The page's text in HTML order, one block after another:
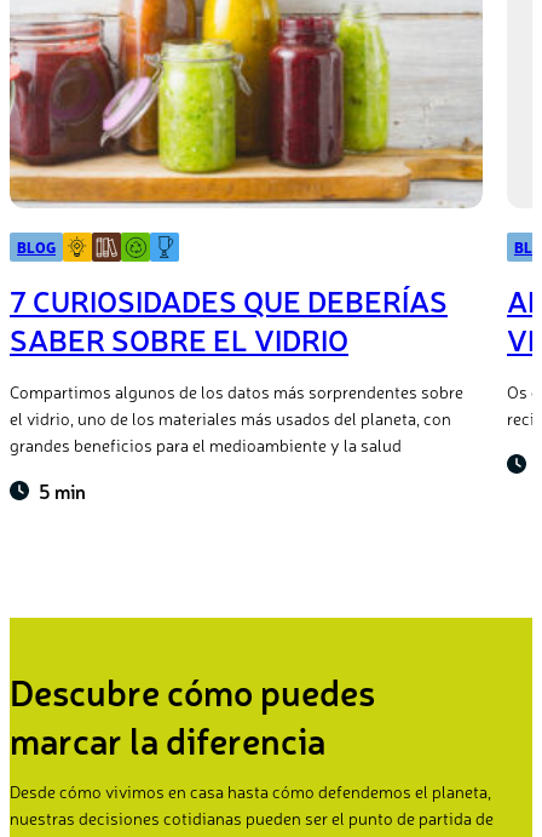
BLOG
7 CURIOSIDADES QUE DEBERÍAS
SABER SOBRE EL VIDRIO
Compartimos algunos de los datos más sorprendentes sobre
el vidrio, uno de los materiales más usados del planeta, con
grandes beneficios para el medioambiente y la salud
5 min
Os
Descubre cómo puedes
marcar la diferencia
Desde cómo vivimos en casa hasta cómo defendemos el planeta,
nuestras decisiones cotidianas pueden ser el punto de partida de